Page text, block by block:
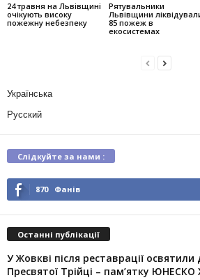
24 травня на Львівщині
очікують високу
пожежну небезпеку
Рятувальники
Львівщини
85 пожеж в
екосистемах
Українська
Русский
Слідкуйте за нами :
870 Фанів
Останні публікації
У Жовкві після реставрації освятили
Пресвятої Трійці – пам’ятку ЮНЕСКО